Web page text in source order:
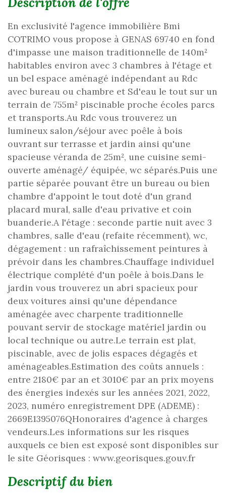
En exclusivité l'agence immobilière Bmi
COTRIMO vous propose à GENAS 69740 en fond
d'impasse une maison traditionnelle de 140m²
habitables environ avec 3 chambres à l'étage et
un bel espace aménagé indépendant au Rdc
avec bureau ou chambre et Sd'eau le tout sur un
terrain de 755m² piscinable proche écoles parcs
et transports.Au Rdc vous trouverez un
lumineux salon/séjour avec poêle à bois
ouvrant sur terrasse et jardin ainsi qu'une
spacieuse véranda de 25m², une cuisine semi-
ouverte aménagé/ équipée, wc séparés.Puis une
partie séparée pouvant être un bureau ou bien
chambre d'appoint le tout doté d'un grand
placard mural, salle d'eau privative et coin
buanderie.A l'étage : seconde partie nuit avec 3
chambres, salle d'eau (refaite récemment), wc,
dégagement : un rafraîchissement peintures à
prévoir dans les chambres.Chauffage individuel
électrique complété d'un poêle à bois.Dans le
jardin vous trouverez un abri spacieux pour
deux voitures ainsi qu'une dépendance
aménagée avec charpente traditionnelle
pouvant servir de stockage matériel jardin ou
local technique ou autre.Le terrain est plat,
piscinable, avec de jolis espaces dégagés et
aménageables.Estimation des coûts annuels :
entre 2180€ par an et 3010€ par an prix moyens
des énergies indexés sur les années 2021, 2022,
2023, numéro enregistrement DPE (ADEME) :
2669E1395076QHonoraires d'agence à charges
vendeurs.Les informations sur les risques
auxquels ce bien est exposé sont disponibles sur
le site Géorisques : www.georisques.gouv.fr
descriptif du bien